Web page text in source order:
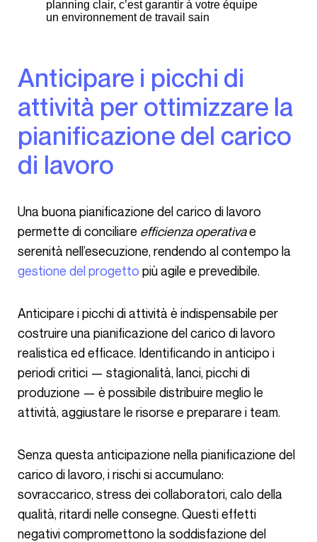
planning clair, c’est garantir à votre équipe
un environnement de travail sain
Anticipare i picchi di
attività per ottimizzare la
pianificazione del carico
di lavoro
Una buona pianificazione del carico di lavoro
permette di conciliare efficienza operativae
serenità nell’esecuzione, rendendo al contempo la
gestione del progetto più agile e prevedibile.
Anticipare i picchi di attività è indispensabile per
costruire una pianificazione del carico di lavoro
realistica ed efficace. Identificando in anticipo i
periodi critici — stagionalità, lanci, picchi di
produzione — è possibile distribuire meglio le
attività, aggiustare le risorse e preparare i team.
Senza questa anticipazione nella pianificazione del
carico di lavoro, i rischi si accumulano:
sovraccarico, stress dei collaboratori, calo della
qualità, ritardi nelle consegne. Questi effetti
negativi compromettono la soddisfazione del